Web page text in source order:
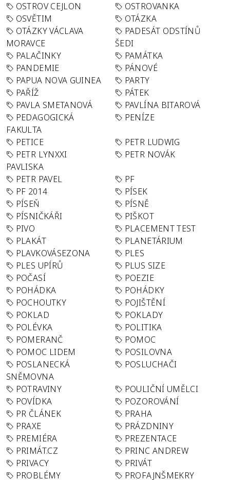
OSTROV CEJLON
OSTROVANKA
OSVĚTIM
OTÁZKA
OTÁZKY VÁCLAVA
MORAVCE
PADESÁT ODSTÍNŮ
ŠEDI
PALAČINKY
PAMÁTKA
PANDEMIE
PÁNOVÉ
PAPUA NOVA GUINEA
PARTY
PAŘÍŽ
PÁTEK
PAVLA SMETANOVÁ
PAVLÍNA BITAROVÁ
PEDAGOGICKÁ
FAKULTA
PENÍZE
PETICE
PETR LUDWIG
PETR LYNXXI
PAVLISKA
PETR NOVÁK
PETR PAVEL
PF
PF 2014
PÍSEK
PÍSEŇ
PÍSNĚ
PÍSNIČKÁŘI
PIŠKOT
PIVO
PLACEMENT TEST
PLAKÁT
PLANETÁRIUM
PLAVKOVÁSEZONA
PLES
PLES UPÍRŮ
PLUS SIZE
POČASÍ
POEZIE
POHÁDKA
POHÁDKY
POCHOUTKY
POJIŠTĚNÍ
POKLAD
POKLADY
POLÉVKA
POLITIKA
POMERANČ
POMOC
POMOC LIDEM
POSILOVNA
POSLANECKÁ
SNĚMOVNA
POSLUCHAČI
POTRAVINY
POULIČNÍ UMĚLCI
POVÍDKA
POZOROVÁNÍ
PR ČLÁNEK
PRAHA
PRAXE
PRÁZDNINY
PREMIÉRA
PREZENTACE
PRIMÁT.CZ
PRINC ANDREW
PRIVACY
PRIVÁT
PROBLÉMY
PROFAJNŠMEKRY